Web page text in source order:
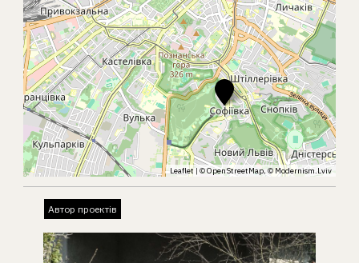
Leaflet | ©OpenStreetMap, ©Modernism.Lviv
Автор проектів